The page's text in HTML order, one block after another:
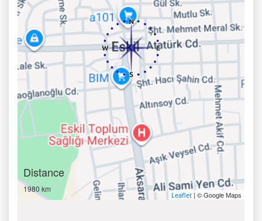
Distance
1980 km
Leaflet | © Google Maps